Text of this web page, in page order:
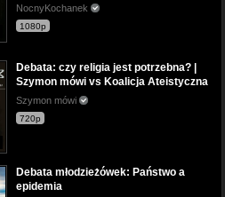
NocnyKochanek
1080p
Debata: czy religia jest potrzebna? |
Szymon mówi vs Koalicja Ateistyczna
Szymon mówi
720p
Debata młodzieżówek: Państwo a
epidemia